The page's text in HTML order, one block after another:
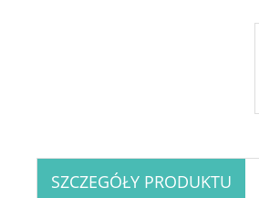
SZCZEGÓŁY PRODUKTU